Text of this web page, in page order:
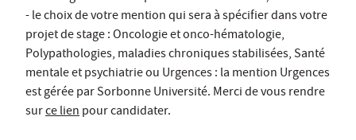
- le choix de votre mention qui sera à spécifier dans votre
projet de stage : Oncologie et onco-hématologie,
Polypathologies, maladies chroniques stabilisées, Santé
mentale et psychiatrie ou Urgences : la mention Urgences
est gérée par Sorbonne Université. Merci de vous rendre
surce lienpour candidater.